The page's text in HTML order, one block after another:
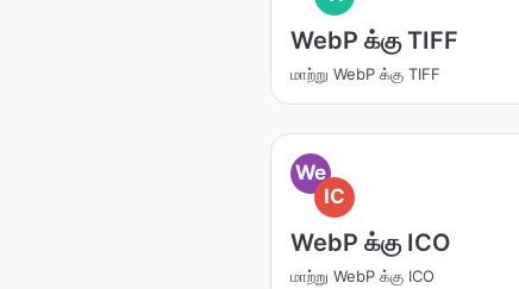
WebP க்கு TIFF
மாற்று WebP க்கு TIFF
We
IC
WebP க்கு ICO
மாற்று WebP க்கு ICO